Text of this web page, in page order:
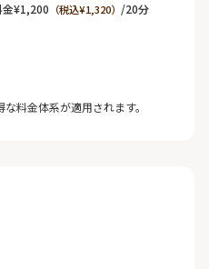
¥1,200 （税込¥1,320） /20分
料金体系が適用されます。